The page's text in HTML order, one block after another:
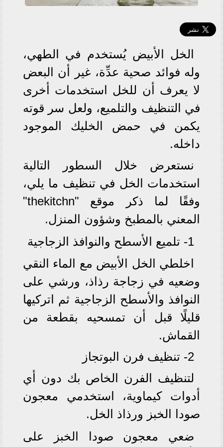
الخل الأبيض يُستخدم في الطهي،
وله فوائد صحية عدِّة، غير أن البعض
لا يعرف أن للخل استخدمات أخرى
في التنظيف والتلميع، ولعل سر قوته
يكمن في حمض الخليك الموجود
داخله.
نستعرض خلال السطور التالية
استخدمات الخل في تنظيف ما يلي،
وفقًا لما ذكر موقع "thekitchn"
المعني بالمطبخ وشؤون المنزل.
1- تلميع الأسطح والنوافذ الزجاجية
اخلطي الخل الأبيض مع الماء النقي
وضعيه في زجاجة رذاذ، ورشي على
النوافذ والأسطح الزجاجية ثم اتركيها
قليلًا قبل أن تمسحيه بقطعة من
القماش.
2- تنظيف فرن البوتجاز
لتنظيف الفرن الخاص بك دون أي
أدوات كيماوية، استخدمي معجون
صودا الخبز ورذاذ الخل.
ضعي معجون صودا الخبز على